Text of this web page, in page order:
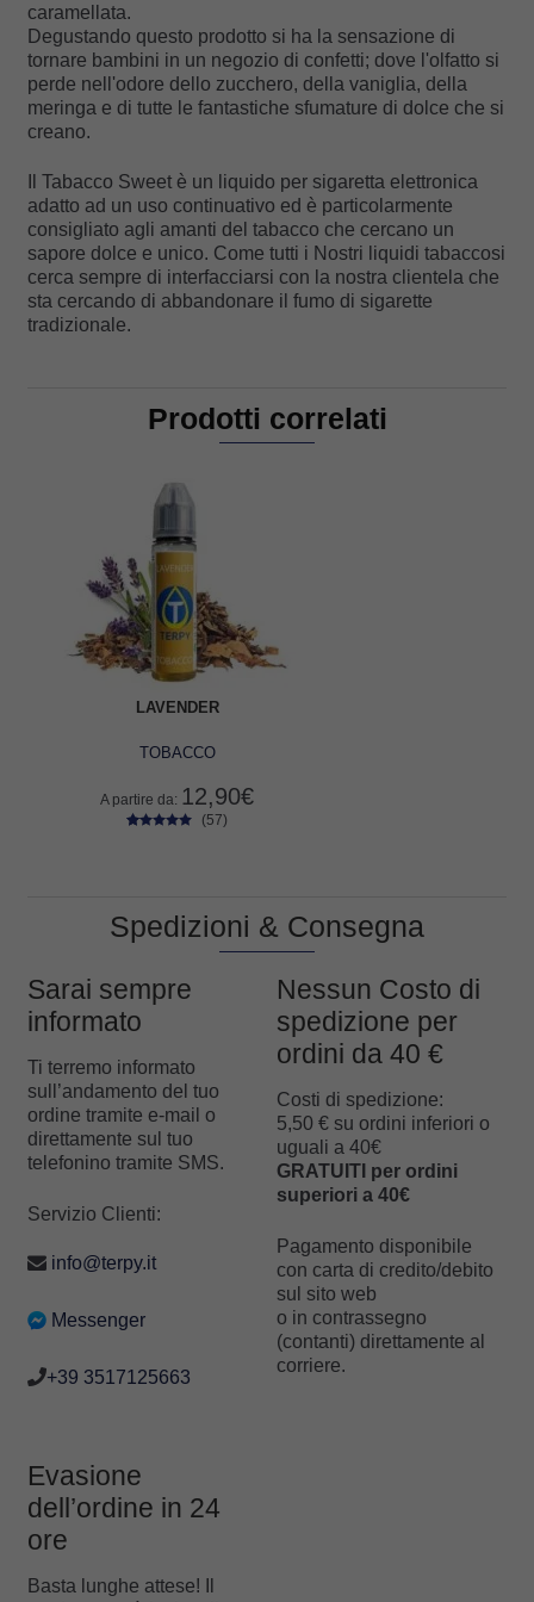
caramellata.
Degustando questo prodotto si ha la sensazione di
tornare bambini in un negozio di confetti; dove l'olfatto si
perde nell'odore dello zucchero, della vaniglia, della
meringa e di tutte le fantastiche sfumature di dolce che si
creano.
Il Tabacco Sweet è un liquido per sigaretta elettronica
adatto ad un uso continuativo ed è particolarmente
consigliato agli amanti del tabacco che cercano un
sapore dolce e unico. Come tutti i Nostri liquidi tabaccosi
cerca sempre di interfacciarsi con la nostra clientela che
sta cercando di abbandonare il fumo di sigarette
tradizionale.
Prodotti correlati
LAVENDER
TOBACCO
A partire da: 12,90€
(57)
Spedizioni & Consegna
Sarai sempre
informato
Ti terremo informato
sull’andamento del tuo
ordine tramite e-mail o
direttamente sul tuo
telefonino tramite SMS.
Servizio Clienti:
info@terpy.it
Messenger
+39 3517125663
Nessun Costo di
spedizione per
ordini da 40 €
Costi di spedizione:
5,50 € su ordini inferiori o
uguali a 40€
GRATUITI per ordini
superiori a 40€
Pagamento disponibile
con carta di credito/debito
sul sito web
o in contrassegno
(contanti) direttamente al
corriere.
Evasione
dell’ordine in 24
ore
Basta lunghe attese! Il